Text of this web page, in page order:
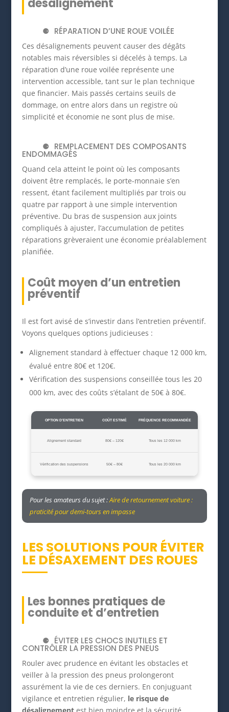
RÉPARATION D’UNE ROUE VOILÉE
Ces désalignements peuvent causer des dégâts
notables mais réversibles si décelés à temps. La
réparation d’une roue voilée représente une
intervention accessible, tant sur le plan technique
que financier. Mais passés certains seuils de
dommage, on entre alors dans un registre où
simplicité et économie ne sont plus de mise.
REMPLACEMENT DES COMPOSANTS
ENDOMMAGÉS
Quand cela atteint le point où les composants
doivent être remplacés, le porte-monnaie s’en
ressent, étant facilement multipliés par trois ou
quatre par rapport à une simple intervention
préventive. Du bras de suspension aux joints
compliqués à ajuster, l’accumulation de petites
réparations grèveraient une économie préalablement
planifiée.
Coût moyen d’un entretien
préventif
Il est fort avisé de s’investir dans l’entretien préventif.
Voyons quelques options judicieuses :
Alignement standard à effectuer chaque 12 000 km,
évalué entre 80€ et 120€.
Vérification des suspensions conseillée tous les 20
000 km, avec des coûts s’étalant de 50€ à 80€.
OPTION D’ENTRETIEN COÛT ESTIMÉ FRÉQUENCE RECOMMANDÉE
Alignement standard 80€ – 120€ Tous les 12 000 km
Vérification des suspensions 50€ – 80€ Tous les 20 000 km
Pour les amateurs du sujet :Aire de retournement voiture :
praticité pour demi-tours en impasse
LES SOLUTIONS POUR ÉVITER
LE DÉSAXEMENT DES ROUES
Les bonnes pratiques de
conduite et d’entretien
ÉVITER LES CHOCS INUTILES ET
CONTRÔLER LA PRESSION DES PNEUS
Rouler avec prudence en évitant les obstacles et
veiller à la pression des pneus prolongeront
assurément la vie de ces derniers. En conjuguant
vigilance et entretien régulier, le risque de
désalignementest bien moindre et la sécurité